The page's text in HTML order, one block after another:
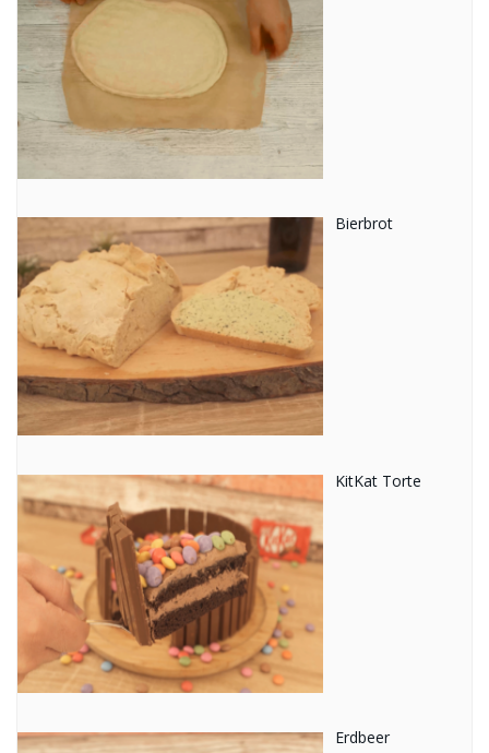
Bierbrot
KitKat Torte
Erdbeer